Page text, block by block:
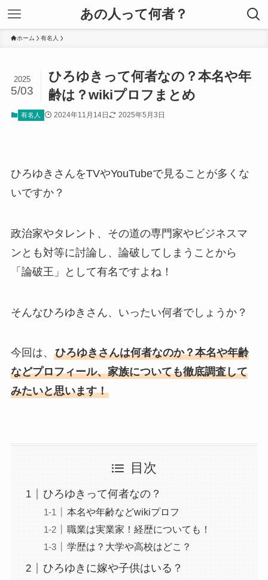
あの人って何者？
ホーム 有名人
ひろゆきって何者なの？本名や年
齢は？wikiプロフまとめ
2025
5/03
有名人 2024年11月14日 2025年5月3日
ひろゆきさんをTVやYouTubeで見ることが多くな
いですか？
政治家やタレント、その道の専門家やビジネスマ
ンとも対等に討論し、論破してしまうことから
「論破王」として有名ですよね！
そんなひろゆきさん、いったい何者でしょうか？
今回は、 ひろゆきさんは何者なのか？本名や年齢
などプロフィール、家族についても徹底調査して
みたいと思います！
目次
ひろゆきって何者なの？
本名や年齢などwikiプロフ
職業は実業家！経歴についても！
学歴は？大学や高校はどこ？
ひろゆきに嫁や子供はいる？